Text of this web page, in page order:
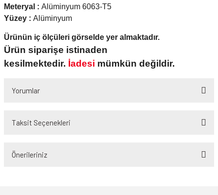
Meteryal : Alüminyum 6063-T5
Yüzey : Alüminyum
Ürünün iç ölçüleri görselde yer almaktadır.
Ürün siparişe istinaden
kesilmektedir. İadesi mümkün değildir.
Yorumlar
Taksit Seçenekleri
Önerileriniz